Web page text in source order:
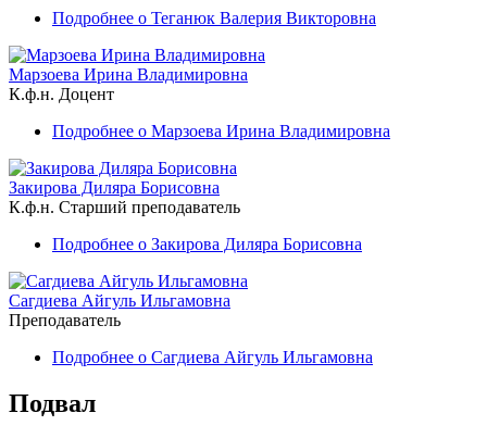
Подробнее о Теганюк Валерия Викторовна
Марзоева Ирина Владимировна
К.ф.н. Доцент
Подробнее о Марзоева Ирина Владимировна
Закирова Диляра Борисовна
К.ф.н. Старший преподаватель
Подробнее о Закирова Диляра Борисовна
Сагдиева Айгуль Ильгамовна
Преподаватель
Подробнее о Сагдиева Айгуль Ильгамовна
Подвал